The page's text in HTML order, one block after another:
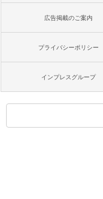
広告掲載のご案内
プライバシーポリシー
インプレスグループ